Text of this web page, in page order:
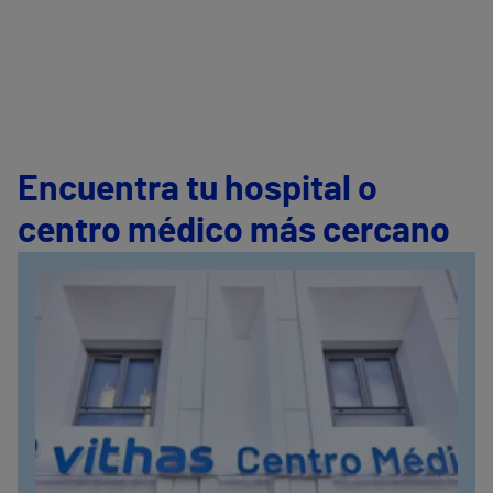
Encuentra tu hospital o
centro médico más cercano